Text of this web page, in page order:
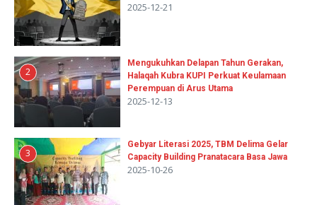
2025-12-21
2
Mengukuhkan Delapan Tahun Gerakan,
Halaqah Kubra KUPI Perkuat Keulamaan
Perempuan di Arus Utama
2025-12-13
3
Gebyar Literasi 2025, TBM Delima Gelar
Capacity Building Pranatacara Basa Jawa
2025-10-26